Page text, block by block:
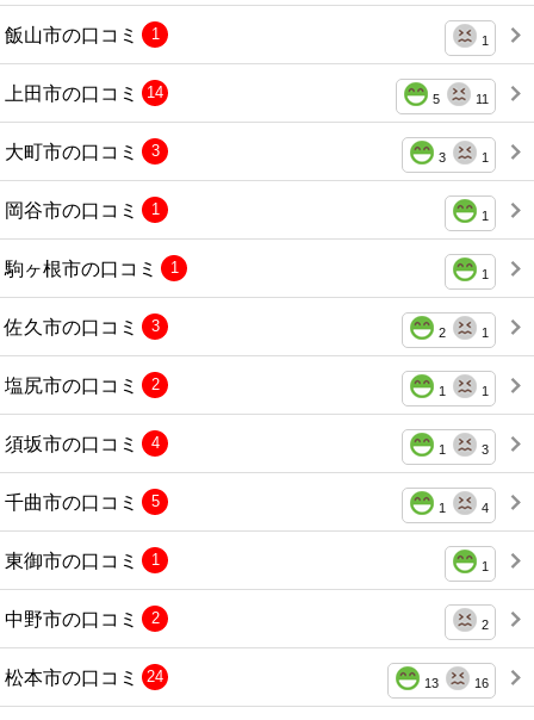
飯山市の口コミ 1
1
上田市の口コミ 5 11
14
大町市の口コミ 3 1
3
岡谷市の口コミ 1
1
駒ヶ根市の口コミ 1
1
佐久市の口コミ 2 1
3
塩尻市の口コミ 1 1
2
須坂市の口コミ 1 3
4
千曲市の口コミ 1 4
5
東御市の口コミ 1
1
中野市の口コミ 2
2
松本市の口コミ 13 16
24